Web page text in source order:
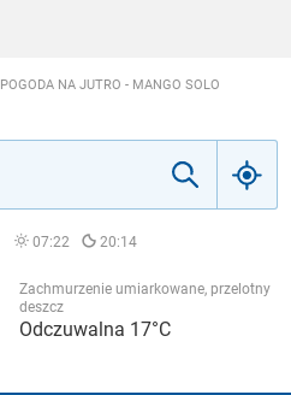
POGODA NA JUTRO - MANGO SOLO
07:22 20:14
Zachmurzenie umiarkowane, przelotny
deszcz
Odczuwalna 17°C